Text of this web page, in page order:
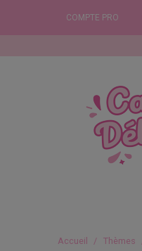
COMPTE PRO
Accueil Thèmes